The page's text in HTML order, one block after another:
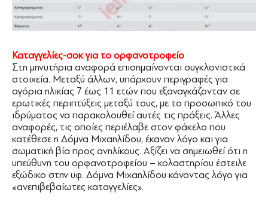
Καταγγελίες-σοκ για το ορφανοτροφείο
Στη μηνυτήρια αναφορά επισημαίνονται συγκλονιστικά
στοιχεία. Μεταξύ άλλων, υπάρχουν περιγραφές για
αγόρια ηλικίας 7 έως 11 ετών που εξαναγκάζονταν σε
ερωτικές περιπτύξεις μεταξύ τους, με το προσωπικό του
ιδρύματος να παρακολουθεί αυτές τις πράξεις. Άλλες
αναφορές, τις οποίες περιέλαβε στον φάκελο που
κατέθεσε η Δόμνα Μιχαηλίδου, έκαναν λόγο και για
σωματική βία προς ανηλίκους. Αξίζει να σημειωθεί ότι η
υπεύθυνη του ορφανοτροφείου – κολαστηρίου έστειλε
εξώδικο στην υφ. Δόμνα Μιχαηλίδου κάνοντας λόγο για
«ανεπιβεβαίωτες καταγγελίες».